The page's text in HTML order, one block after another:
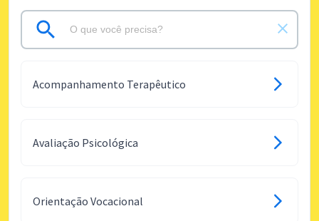
Acompanhamento Terapêutico
Avaliação Psicológica
Orientação Vocacional